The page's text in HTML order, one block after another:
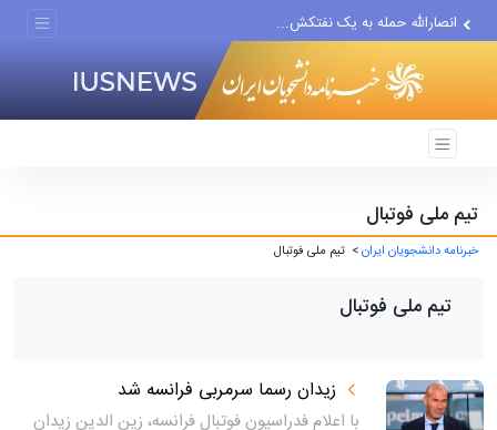
انصارالله حمله به یک نفتکش...
حادثه امنیتی دریایی در جنوب...
تیم ملی فوتبال
خبرنامه دانشجویان ایران> تیم ملی فوتبال
تیم ملی فوتبال
زیدان رسما سرمربی فرانسه شد
با اعلام فدراسیون فوتبال فرانسه، زین الدین زیدان